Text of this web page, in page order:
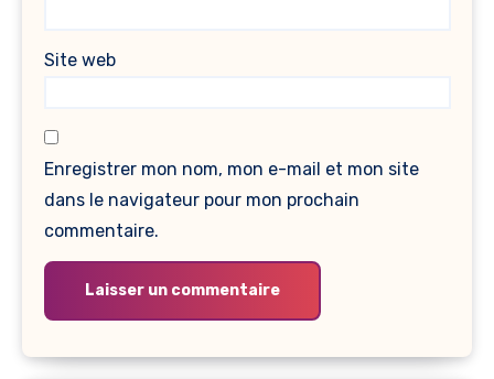
Site web
Enregistrer mon nom, mon e-mail et mon site
dans le navigateur pour mon prochain
commentaire.